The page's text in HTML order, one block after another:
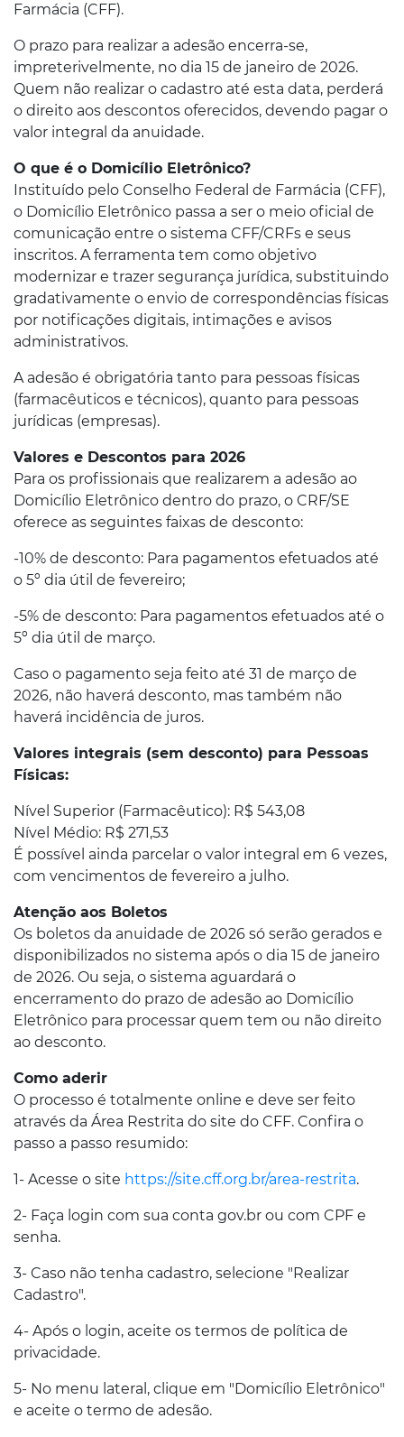
Farmácia (CFF).
O prazo para realizar a adesão encerra-se,
impreterivelmente, no dia 15 de janeiro de 2026.
Quem não realizar o cadastro até esta data, perderá
o direito aos descontos oferecidos, devendo pagar o
valor integral da anuidade.
O que é o Domicílio Eletrônico?
Instituído pelo Conselho Federal de Farmácia (CFF),
o Domicílio Eletrônico passa a ser o meio oficial de
comunicação entre o sistema CFF/CRFs e seus
inscritos. A ferramenta tem como objetivo
modernizar e trazer segurança jurídica, substituindo
gradativamente o envio de correspondências físicas
por notificações digitais, intimações e avisos
administrativos.
A adesão é obrigatória tanto para pessoas físicas
(farmacêuticos e técnicos), quanto para pessoas
jurídicas (empresas).
Valores e Descontos para 2026
Para os profissionais que realizarem a adesão ao
Domicílio Eletrônico dentro do prazo, o CRF/SE
oferece as seguintes faixas de desconto:
-10% de desconto: Para pagamentos efetuados até
o 5º dia útil de fevereiro;
-5% de desconto: Para pagamentos efetuados até o
5º dia útil de março.
Caso o pagamento seja feito até 31 de março de
2026, não haverá desconto, mas também não
haverá incidência de juros.
Valores integrais (sem desconto) para Pessoas
Físicas:
Nível Superior (Farmacêutico): R$ 543,08
Nível Médio: R$ 271,53
É possível ainda parcelar o valor integral em 6 vezes,
com vencimentos de fevereiro a julho.
Atenção aos Boletos
Os boletos da anuidade de 2026 só serão gerados e
disponibilizados no sistema após o dia 15 de janeiro
de 2026. Ou seja, o sistema aguardará o
encerramento do prazo de adesão ao Domicílio
Eletrônico para processar quem tem ou não direito
ao desconto.
Como aderir
O processo é totalmente online e deve ser feito
através da Área Restrita do site do CFF. Confira o
passo a passo resumido:
1- Acesse o site https://site.cff.org.br/area-restrita.
2- Faça login com sua conta gov.br ou com CPF e
senha.
3- Caso não tenha cadastro, selecione "Realizar
Cadastro".
4- Após o login, aceite os termos de política de
privacidade.
5- No menu lateral, clique em "Domicílio Eletrônico"
e aceite o termo de adesão.